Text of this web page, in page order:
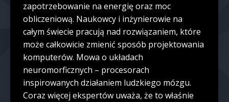
zapotrzebowanie na energię oraz moc
obliczeniową. Naukowcy i inżynierowie na
całym świecie pracują nad rozwiązaniem, które
może całkowicie zmienić sposób projektowania
komputerów. Mowa o układach
neuromorficznych – procesorach
inspirowanych działaniem ludzkiego mózgu.
Coraz więcej ekspertów uważa, że to właśnie